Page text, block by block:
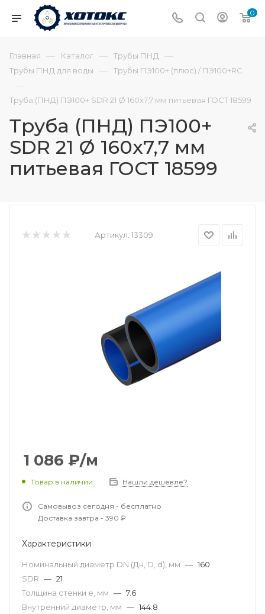
0
Главная — Каталог — Трубы ПНД —
Трубы ПНД для воды — Трубы ПЭ100+ (плюс) / ПЭ100+RC
—
Труба (ПНД) ПЭ100+ SDR 21 Ø 160х7,7 мм питьевая ГОСТ 18599
Труба (ПНД) ПЭ100+
SDR 21 Ø 160х7,7 мм
питьевая ГОСТ 18599
Артикул: 13309
1 086 ₽/м
Товар в наличии Нашли дешевле?
Самовывоз сегодня - бесплатно
Доставка завтра - 390 ₽
Характеристики
Номинальный диаметр DN (Дн, D, d), мм — 160
SDR — 21
Толщина стенки e, мм — 7.6
Внутренний диаметр, мм — 144.8